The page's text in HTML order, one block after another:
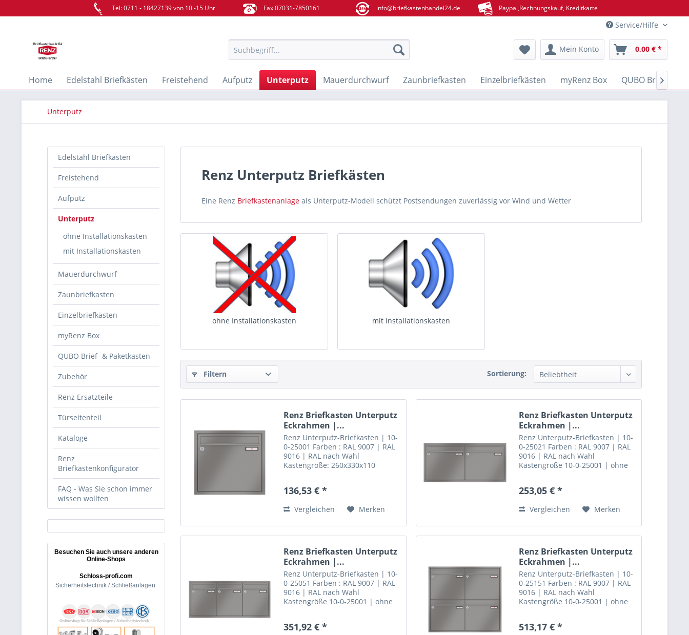
Tel: 0711 - 18427139 von 10 -15 Uhr Fax 07031-7850161 info@briefkastenhandel24.de Paypal,Rechnungskauf, Kreditkarte
Service/Hilfe
Mein Konto 0,00 € *
Home Edelstahl Briefkästen Freistehend Aufputz Unterputz Mauerdurchwurf Zaunbriefkasten Einzelbriefkästen myRenz Box QUBO Brief- &

Unterputz
Edelstahl Briefkästen
Freistehend
Aufputz
Unterputz
ohne Installationskasten
mit Installationskasten
Mauerdurchwurf
Zaunbriefkasten
Einzelbriefkästen
myRenz Box
QUBO Brief- & Paketkasten
Zubehör
Renz Ersatzteile
Türseitenteil
Kataloge
Renz
Briefkastenkonfigurator
FAQ - Was Sie schon immer
wissen wollten
Besuchen Sie auch unsere anderen
Online-Shops
Schloss-profi.com
Sicherheitstechnik / Schließanlagen
Renz Unterputz Briefkästen
Eine Renz Briefkastenanlage als Unterputz-Modell schützt Postsendungen zuverlässig vor Wind und Wetter
ohne Installationskasten mit Installationskasten
Filtern Sortierung:
Renz Briefkasten Unterputz
Eckrahmen |...
Renz Unterputz-Briefkasten | 10-
0-25001 Farben : RAL 9007 | RAL
9016 | RAL nach Wahl
Kastengröße: 260x330x110
Eckrahmen aus Aluminium
Rahmen ist auf...
136,53 € *
Vergleichen Merken
Renz Briefkasten Unterputz
Eckrahmen |...
Renz Unterputz-Briefkasten | 10-
0-25021 Farben : RAL 9007 | RAL
9016 | RAL nach Wahl
Kastengröße 10-0-25001 | ohne
können mit einem klassischen
253,05 € *
Vergleichen Merken
Renz Briefkasten Unterputz
Eckrahmen |...
Renz Unterputz-Briefkasten | 10-
0-25051 Farben : RAL 9007 | RAL
9016 | RAL nach Wahl
Kastengröße 10-0-25001 | ohne
können mit einem klassischen
351,92 € *
Renz Briefkasten Unterputz
Eckrahmen |...
Renz Unterputz-Briefkasten | 10-
0-25151 Farben : RAL 9007 | RAL
9016 | RAL nach Wahl
Kastengröße 10-0-25001 | ohne
können mit einem klassischen
513,17 € *